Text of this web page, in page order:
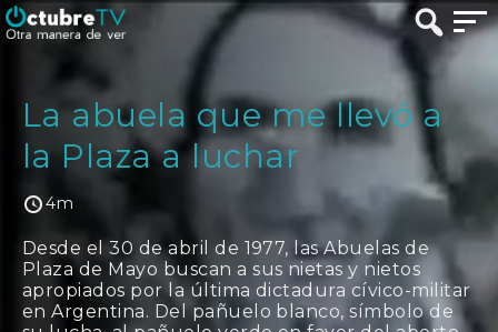
La abuela que me llevó a
la Plaza a luchar
4m
Desde el 30 de abril de 1977, las Abuelas de
Plaza de Mayo buscan a sus nietas y nietos
apropiados por la última dictadura cívico-militar
en Argentina. Del pañuelo blanco, símbolo de